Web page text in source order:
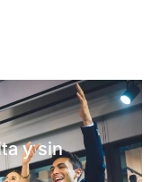
y sin